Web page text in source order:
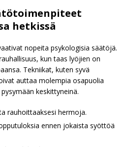
hetkissä
nopeita psykologisia säätöjä.
kun taas lyöjien on
Tekniikat, kuten syvä
auttaa molempia osapuolia
keskittyneinä.
rauhoittaaksesi hermoja.
ennen jokaista syöttöä